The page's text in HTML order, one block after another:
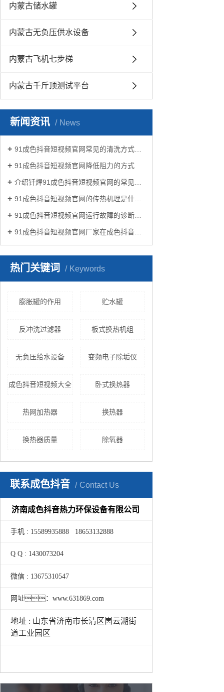
内蒙古储水罐
内蒙古无负压供水设备
内蒙古飞机七步梯
内蒙古千斤顶测试平台
新闻资讯 News
91成色抖音短视频官网常见的清洗方式有哪些？
91成色抖音短视频官网降低阻力的方式
介绍钎焊91成色抖音短视频官网的常见类型有哪些
91成色抖音短视频官网的传热机理是什么?
91成色抖音短视频官网运行故障的诊断及处理方法
91成色抖音短视频官网厂家在成色抖音生活中有哪些作用？
热门关键词 Keywords
膨胀罐的作用 贮水罐
反冲洗过滤器 板式换热机组
无负压给水设备 变频电子除垢仪
成色抖音短视频大全 卧式换热器
热网加热器 换热器
换热器质量 除氧器
联系成色抖音 Contact Us
济南成色抖音热力环保设备有限公司
手机 : 15589935888 18653132888
Q Q : 1430073204
微信 : 13675310547
网址：www.631869.com
地址 : 山东省济南市长清区崮云湖街
道工业园区